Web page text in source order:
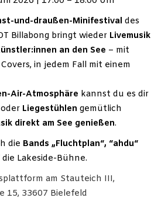
und-draußen-Minifestival des
Billabong bringt wieder Livemusik
an den See – mit
in jedem Fall mit einem
Air-Atmosphäre kannst du es dir
oder Liegestühlen gemütlich
direkt am See genießen.
die Bands „Fluchtplan“, “ahdu“
die Lakeside-Bühne.
am Stauteich III,
15, 33607 Bielefeld